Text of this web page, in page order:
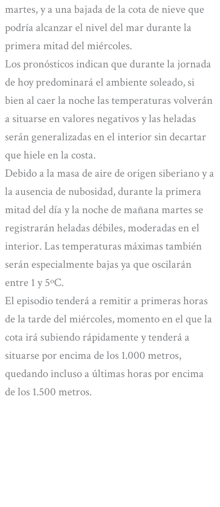
martes, y a una bajada de la cota de nieve que
podría alcanzar el nivel del mar durante la
primera mitad del miércoles.
Los pronósticos indican que durante la jornada
de hoy predominará el ambiente soleado, si
bien al caer la noche las temperaturas volverán
a situarse en valores negativos y las heladas
serán generalizadas en el interior sin decartar
que hiele en la costa.
Debido a la masa de aire de origen siberiano y a
la ausencia de nubosidad, durante la primera
mitad del día y la noche de mañana martes se
registrarán heladas débiles, moderadas en el
interior. Las temperaturas máximas también
serán especialmente bajas ya que oscilarán
entre 1 y 5ºC.
El episodio tenderá a remitir a primeras horas
de la tarde del miércoles, momento en el que la
cota irá subiendo rápidamente y tenderá a
situarse por encima de los 1.000 metros,
quedando incluso a últimas horas por encima
de los 1.500 metros.